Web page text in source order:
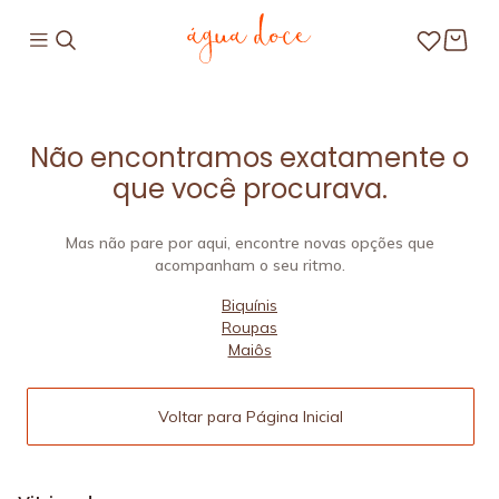
Não encontramos exatamente o
que você procurava.
Mas não pare por aqui, encontre novas opções que
acompanham o seu ritmo.
Biquínis
Roupas
Maiôs
Voltar para Página Inicial